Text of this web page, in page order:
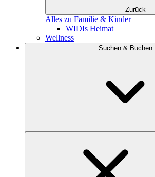
Zurück
Alles zu Familie & Kinder
WIDIs Heimat
Wellness
Suchen & Buchen